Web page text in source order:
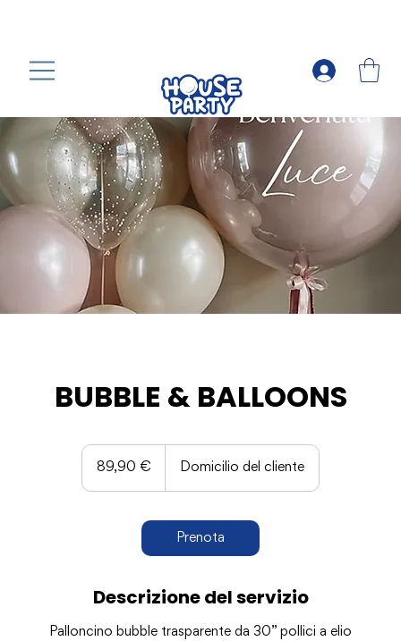
BUBBLE & BALLOONS
89,90
euro
89,90 € Domicilio del cliente
Prenota
Descrizione del servizio
Palloncino bubble trasparente da 30” pollici a elio